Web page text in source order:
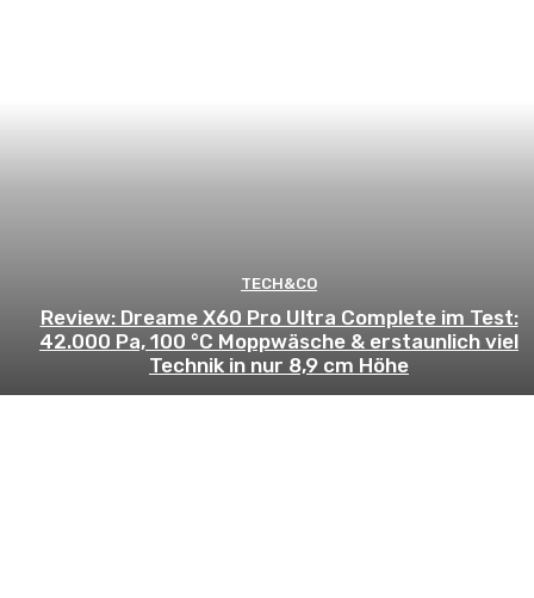
TECH&CO
Review: Dreame X60 Pro Ultra Complete im Test:
42.000 Pa, 100 °C Moppwäsche & erstaunlich viel
Technik in nur 8,9 cm Höhe